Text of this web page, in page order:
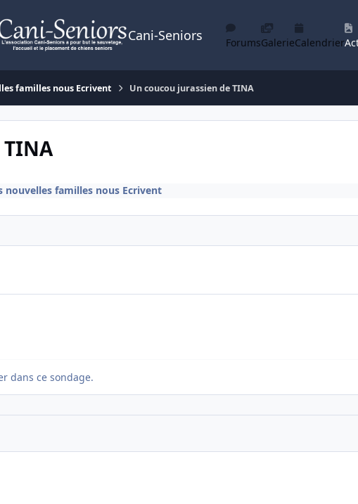
Cani-Seniors ForumsGalerieCalendrier
familles nous Ecrivent Un coucou jurassien de TINA
nouvelles familles nous Ecrivent
dans ce sondage.